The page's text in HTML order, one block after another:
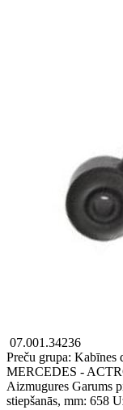
07.001.34236
Preču grupa: Kabīnes
MERCEDES -
Aizmugures Garums
stiepšanās, mm: 658